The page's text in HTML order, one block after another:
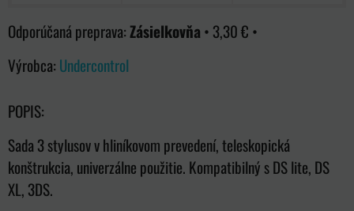
Zásielkovňa • 3,30 € •
Výrobca: Undercontrol
POPIS:
Sada 3 stylusov v hliníkovom prevedení, teleskopická
konštrukcia, univerzálne použitie. Kompatibilný s DS lite, DS
XL, 3DS.